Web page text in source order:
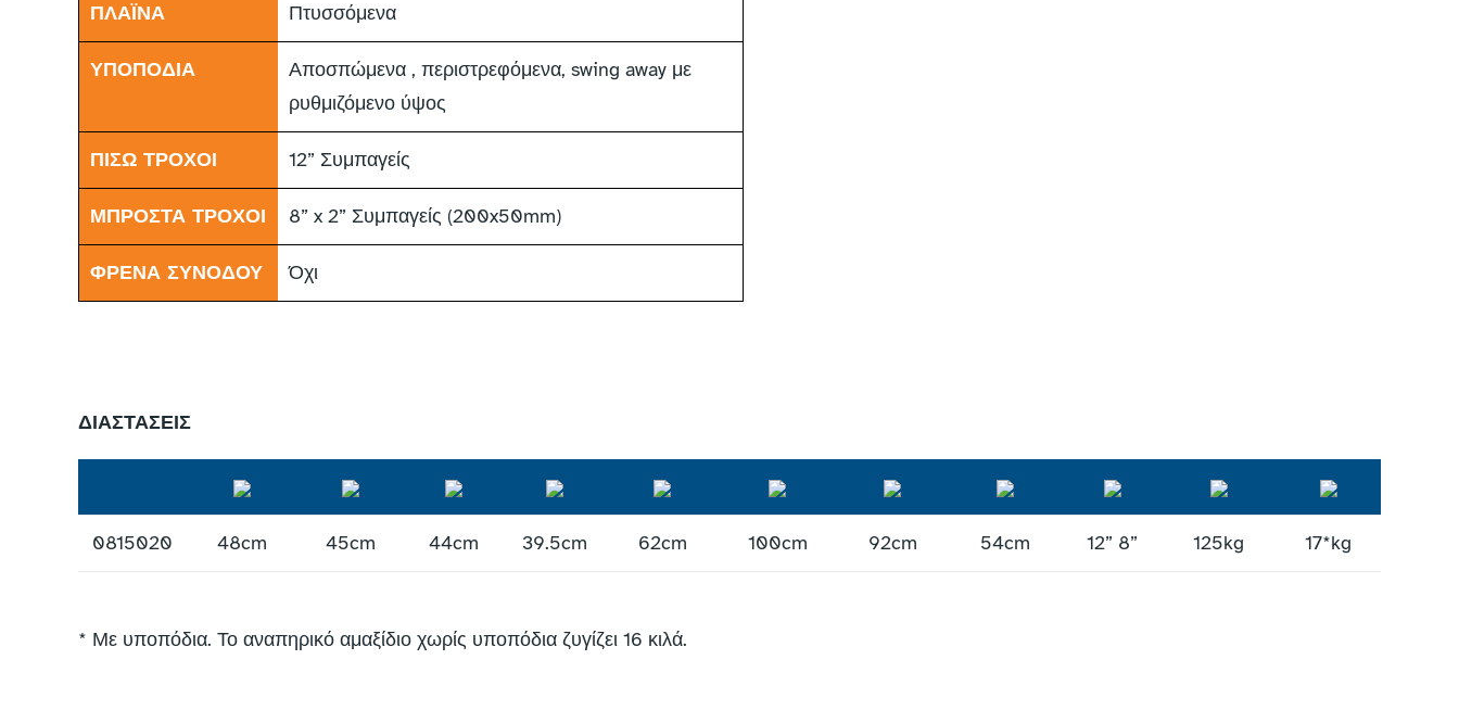
ΠΛΑΪΝΑ Πτυσσόμενα
ΥΠΟΠΟΔΙΑ
Αποσπώμενα , περιστρεφόμενα, swing away με
ρυθμιζόμενο ύψος
ΠΙΣΩ ΤΡΟΧΟΙ 12” Συμπαγείς
ΜΠΡΟΣΤΑ ΤΡΟΧΟΙ 8” x 2” Συμπαγείς (200x50mm)
ΦΡΕΝΑ ΣΥΝΟΔΟΥ Όχι
ΔΙΑΣΤΑΣΕΙΣ
0815020 48cm 45cm 44cm 39.5cm 62cm 100cm 92cm 54cm 12” 8” 125kg 17*kg
* Με υποπόδια. Το αναπηρικό αμαξίδιο χωρίς υποπόδια ζυγίζει 16 κιλά.